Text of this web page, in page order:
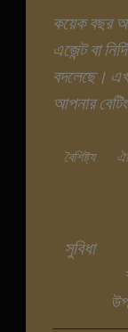
কয়েক বছর
এজেন্ট বা
বদলেছে।
আপনার
বৈশিষ্ট্য
সুবিধা